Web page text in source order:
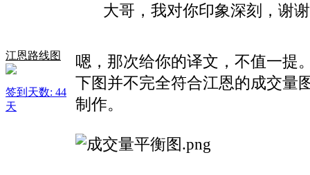
江恩路线图
签到天数: 44
天
大哥，我对你印象深刻，谢
嗯，那次给你的译文，不值一提
下图并不完全符合江恩的成交量
制作。